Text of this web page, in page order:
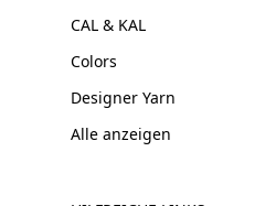
CAL & KAL
Colors
Designer Yarn
Alle anzeigen